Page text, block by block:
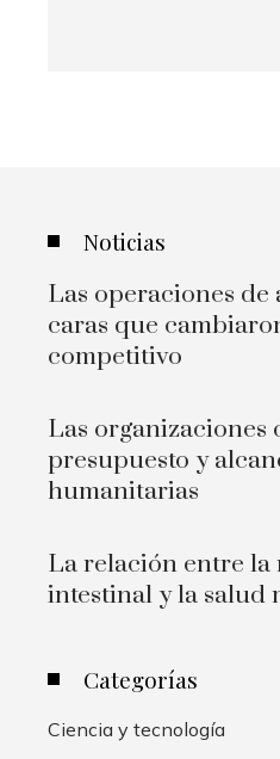
Noticias
Las operaciones
caras que
competitivo
Las organizaciones
presupuesto y
humanitarias
La relación entre
intestinal y la salud
Categorías
Ciencia y tecnología